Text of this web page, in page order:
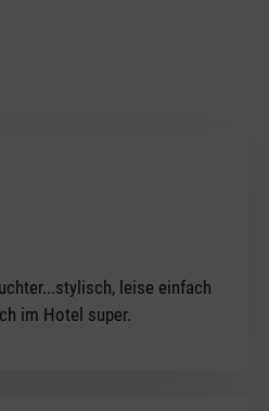
of 5 stars
leise einfach
im Hotel super.